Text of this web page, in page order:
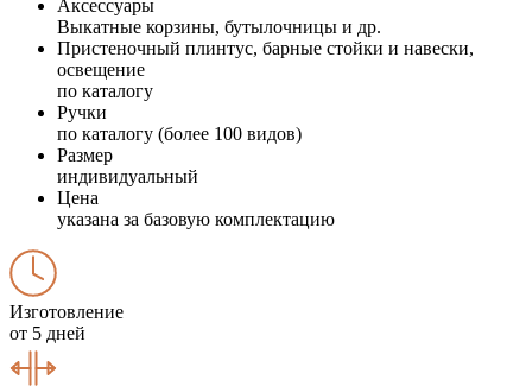
Аксессуары
Выкатные корзины, бутылочницы и др.
Пристеночный плинтус, барные стойки и навески,
освещение
по каталогу
Ручки
по каталогу (более 100 видов)
Размер
индивидуальный
Цена
указана за базовую комплектацию
Изготовление
от 5 дней